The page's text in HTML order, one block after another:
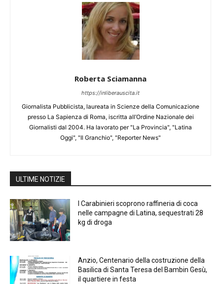
Roberta Sciamanna
https://inliberauscita.it
Giornalista Pubblicista, laureata in Scienze della Comunicazione
presso La Sapienza di Roma, iscritta all’Ordine Nazionale dei
Giornalisti dal 2004. Ha lavorato per "La Provincia", "Latina
Oggi", "Il Granchio", "Reporter News"
ULTIME NOTIZIE
I Carabinieri scoprono raffineria di coca
nelle campagne di Latina, sequestrati 28
kg di droga
Anzio, Centenario della costruzione della
Basilica di Santa Teresa del Bambin Gesù,
il quartiere in festa